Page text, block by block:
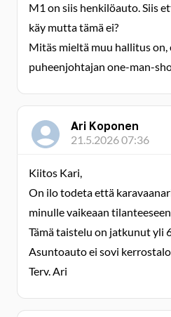
M1 on siis henkilöauto. Siis
käy mutta tämä ei?
Mitäs mieltä muu hallitus on,
puheenjohtajan one-man-
Ari Koponen
21.5.2026 07:36
Kiitos Kari,
On ilo todeta että
minulle vaikeaan
Tämä taistelu on jatkunut yli
Asuntoauto ei sovi
Terv. Ari